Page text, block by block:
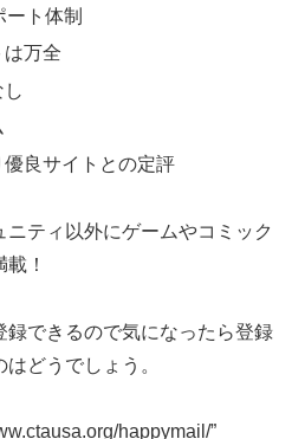
ト体制
万全
良サイトとの定評
ティ以外にゲームやコミック
！
できるので気になったら登録
どうでしょう。
happymail/”